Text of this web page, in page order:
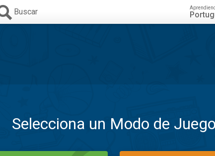
Buscar
Selecciona un Modo de Juego